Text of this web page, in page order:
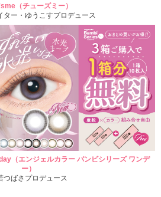
（チューズミー）
ター・ゆうこすプロデュース
（エンジェルカラー バンビシリーズ ワンデ
ー）
つばさプロデュース